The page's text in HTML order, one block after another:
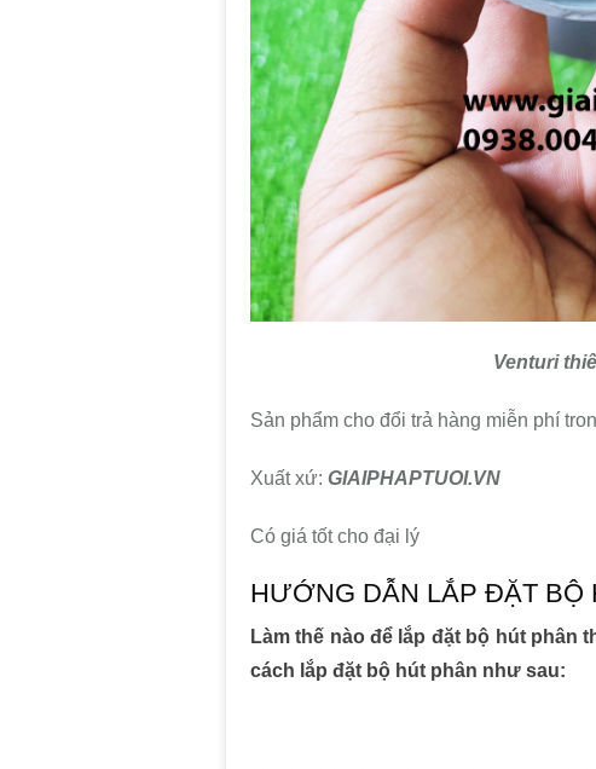
Venturi
Sản phẩm cho đổi trả hàng miễn phí
Xuất xứ: GIAIPHAPTUOI.VN
Có giá tốt cho đại lý
HƯỚNG DẪN LẮP ĐẶT BỘ
Làm thế nào để lắp đặt bộ hút phân
cách lắp đặt bộ hút phân như sau: